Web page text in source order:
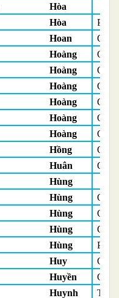
Hòa
Hòa
Phó
Hoan
Hoàng
Hoàng
Hoàng
Hoàng
Hoàng
Hoàng
Hồng
Huân
Hùng
Hùng
Hùng
Hùng
Hùng
Phó
Huy
Huyền
Huynh Tĩnh